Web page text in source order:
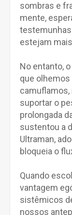
sombras e
mente,
estejam
No entanto,
que olhemos
camuflamos,
suportar o
prolongada
sustentou a
Ultraman,
bloqueia o
Quando
vantagem
sistêmicos
nossos